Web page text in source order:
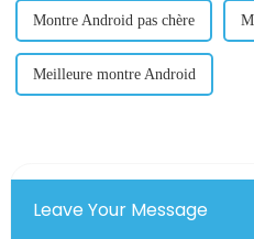
Montre Android pas chère
Meilleure montre Android
Leave Your Message